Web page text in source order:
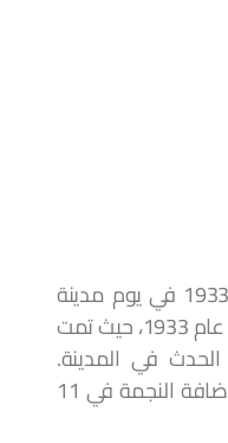
3. أضيفت النجمة الثالثة عام 1933 في يوم مدينة
شيكاغو في المعرض العالمي عام 1933، حيث تمت
في المدينة.
ووافق مجلس المدينة على إضافة النجمة في 11